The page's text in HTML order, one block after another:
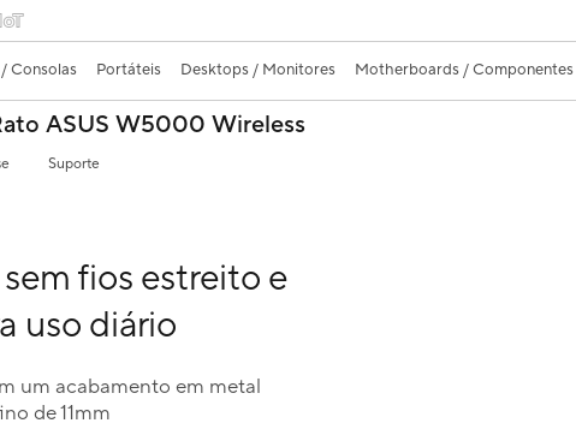
Consolas Portáteis Desktops / Monitores Motherboards / Componentes
ASUS W5000 Wireless
Suporte
fios estreito e
uso diário
um acabamento em metal
de 11mm